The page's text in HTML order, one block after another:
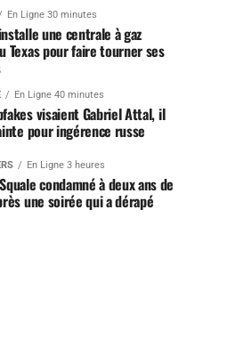
En Ligne 30 minutes
une centrale à gaz
Texas pour faire tourner ses
En Ligne 40 minutes
visaient Gabriel Attal, il
pour ingérence russe
En Ligne 3 heures
condamné à deux ans de
une soirée qui a dérapé